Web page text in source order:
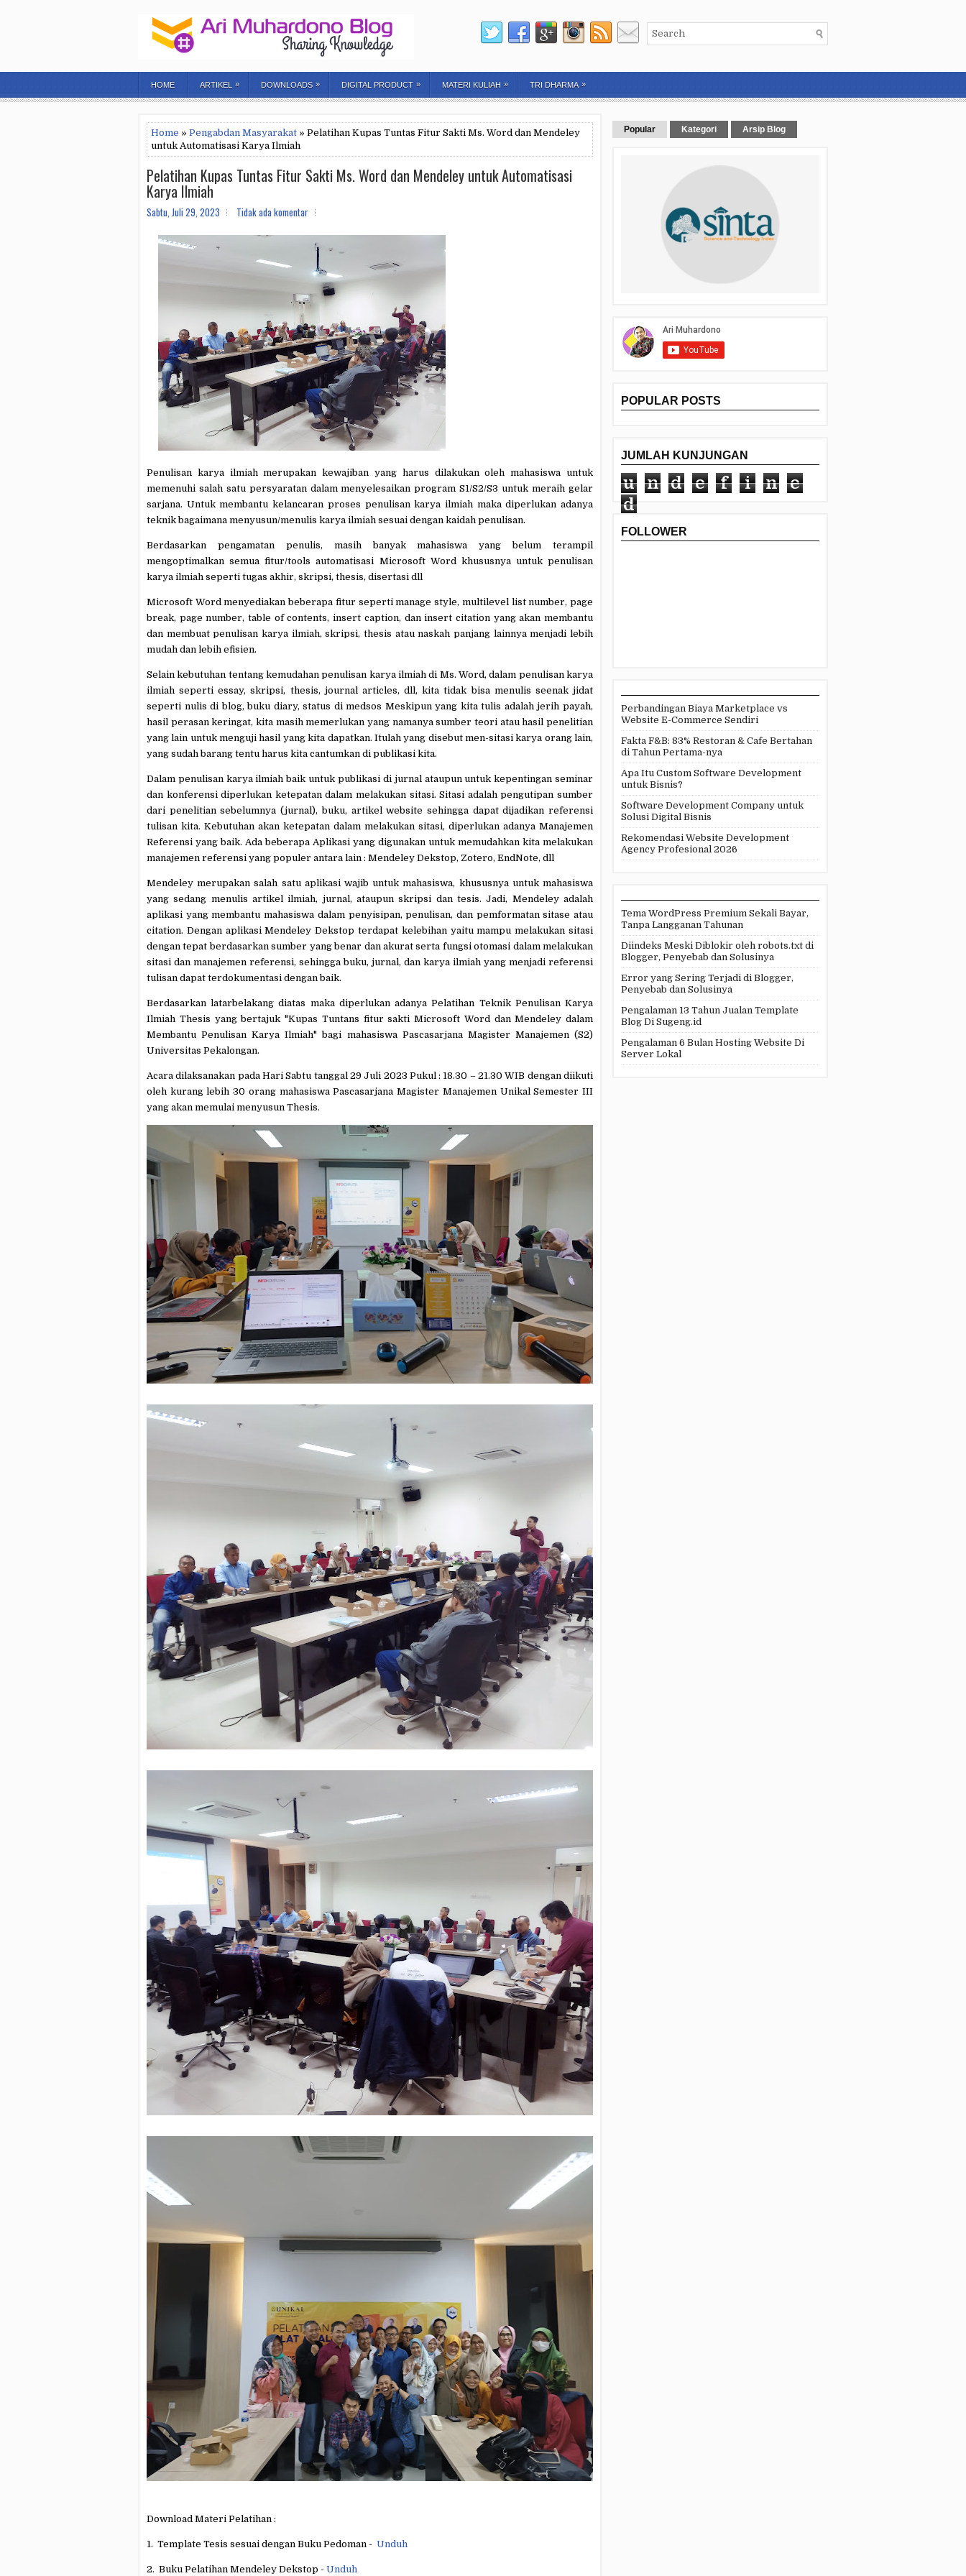
HOME ARTIKEL » DOWNLOADS » DIGITAL PRODUCT » MATERI KULIAH » TRI DHARMA »
Home » Pengabdan Masyarakat » Pelatihan Kupas Tuntas Fitur Sakti Ms. Word dan Mendeley
untuk Automatisasi Karya Ilmiah
Pelatihan Kupas Tuntas Fitur Sakti Ms. Word dan Mendeley untuk Automatisasi
Karya Ilmiah
Sabtu, Juli 29, 2023 Tidak ada komentar
Penulisan karya ilmiah merupakan kewajiban yang harus dilakukan oleh mahasiswa untuk
memenuhi salah satu persyaratan dalam menyelesaikan program S1/S2/S3 untuk meraih gelar
sarjana. Untuk membantu kelancaran proses penulisan karya ilmiah maka diperlukan adanya
teknik bagaimana menyusun/menulis karya ilmiah sesuai dengan kaidah penulisan.
Berdasarkan pengamatan penulis, masih banyak mahasiswa yang belum terampil
mengoptimalkan semua fitur/tools automatisasi Microsoft Word khususnya untuk penulisan
karya ilmiah seperti tugas akhir, skripsi, thesis, disertasi dll
Microsoft Word menyediakan beberapa fitur seperti manage style, multilevel list number, page
break, page number, table of contents, insert caption, dan insert citation yang akan membantu
dan membuat penulisan karya ilmiah, skripsi, thesis atau naskah panjang lainnya menjadi lebih
mudah dan lebih efisien.
Selain kebutuhan tentang kemudahan penulisan karya ilmiah di Ms. Word, dalam penulisan karya
ilmiahseperti essay, skripsi, thesis, journal articles, dll, kita tidak bisa menulis seenak jidat
seperti nulis di blog, buku diary, status di medsos Meskipun yang kita tulis adalah jerih payah,
hasil perasan keringat, kita masih memerlukan yang namanya sumber teori atau hasil penelitian
yang lain untuk menguji hasil yang kita dapatkan. Itulah yang disebut men-sitasi karya orang lain,
yang sudah barang tentu harus kita cantumkan di publikasi kita.
Dalam penulisan karya ilmiah baik untuk publikasi di jurnal ataupun untuk kepentingan seminar
dan konferensi diperlukan ketepatan dalam melakukan sitasi.Sitasi adalah pengutipan sumber
dari penelitian sebelumnya (jurnal), buku, artikel website sehingga dapat dijadikan referensi
tulisan kita. Kebutuhan akan ketepatan dalam melakukan sitasi, diperlukan adanya Manajemen
Referensi yang baik. Ada beberapa Aplikasi yang digunakan untuk memudahkan kita melakukan
manajemen referensi yang populer antara lain : Mendeley Dekstop, Zotero, EndNote, dll
Mendeley merupakan salah satu aplikasi wajib untuk mahasiswa, khususnya untuk mahasiswa
yang sedang menulis artikel ilmiah, jurnal, ataupun skripsi dan tesis. Jadi, Mendeley adalah
aplikasi yang membantu mahasiswa dalam penyisipan, penulisan, dan pemformatan sitase atau
citation. Dengan aplikasiMendeley Dekstop terdapat kelebihan yaitumampu melakukan sitasi
dengan tepat berdasarkan sumber yang benar dan akuratserta fungsi otomasi dalam melakukan
sitasi dan manajemen referensi, sehingga buku, jurnal, dan karya ilmiah yang menjadi referensi
tulisan dapat terdokumentasi dengan baik.
Berdasarkan latarbelakang diatas maka diperlukan adanya Pelatihan Teknik Penulisan Karya
Ilmiah Thesis yang bertajuk "Kupas Tuntans fitur sakti Microsoft Word dan Mendeley dalam
Membantu Penulisan Karya Ilmiah" bagi mahasiswa Pascasarjana Magister Manajemen (S2)
Universitas Pekalongan.
Acara dilaksanakan pada Hari Sabtu tanggal 29 Juli 2023 Pukul : 18.30 – 21.30 WIB dengan diikuti
oleh kurang lebih 30 orang mahasiswa Pascasarjana Magister Manajemen Unikal Semester III
yang akan memulai menyusun Thesis.
Download Materi Pelatihan :
1. Template Tesis sesuai dengan Buku Pedoman - Unduh
2. Buku Pelatihan Mendeley Dekstop - Unduh
Popular Kategori Arsip Blog
POPULAR POSTS
JUMLAH KUNJUNGAN
u n d e f i n
e
d
FOLLOWER
Perbandingan Biaya Marketplace vs
Website E-Commerce Sendiri
Fakta F&B: 83% Restoran & Cafe Bertahan
di Tahun Pertama-nya
Apa Itu Custom Software Development
untuk Bisnis?
Software Development Company untuk
Solusi Digital Bisnis
Rekomendasi Website Development
Agency Profesional 2026
Tema WordPress Premium Sekali Bayar,
Tanpa Langganan Tahunan
Diindeks Meski Diblokir oleh robots.txt di
Blogger, Penyebab dan Solusinya
Error yang Sering Terjadi di Blogger,
Penyebab dan Solusinya
Pengalaman 13 Tahun Jualan Template
Blog Di Sugeng.id
Pengalaman 6 Bulan Hosting Website Di
Server Lokal